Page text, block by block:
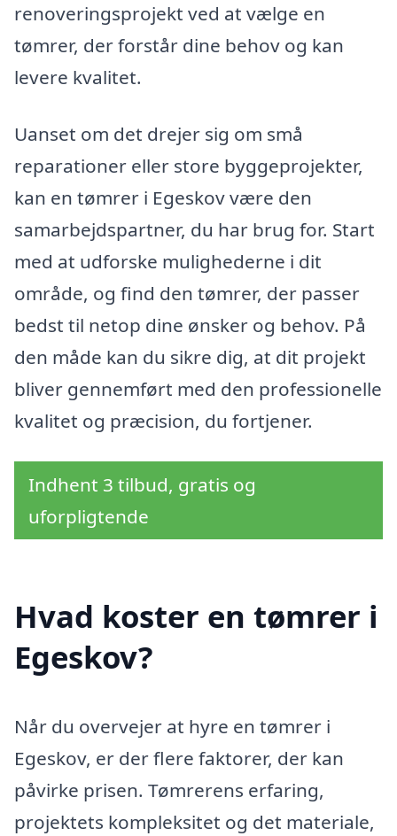
renoveringsprojekt ved at vælge en
tømrer, der forstår dine behov og kan
levere kvalitet.
Uanset om det drejer sig om små
reparationer eller store byggeprojekter,
kan en tømrer i Egeskov være den
samarbejdspartner, du har brug for. Start
med at udforske mulighederne i dit
område, og find den tømrer, der passer
bedst til netop dine ønsker og behov. På
den måde kan du sikre dig, at dit projekt
bliver gennemført med den professionelle
kvalitet og præcision, du fortjener.
Indhent 3 tilbud, gratis og
uforpligtende
Hvad koster en tømrer i
Egeskov?
Når du overvejer at hyre en tømrer i
Egeskov, er der flere faktorer, der kan
påvirke prisen. Tømrerens erfaring,
projektets kompleksitet og det materiale,